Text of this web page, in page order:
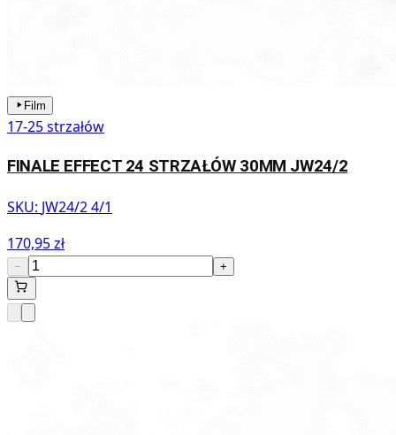
Film
17-25 strzałów
FINALE EFFECT 24 STRZAŁÓW 30MM JW24/2
SKU: JW24/2 4/1
170,95 zł
− +